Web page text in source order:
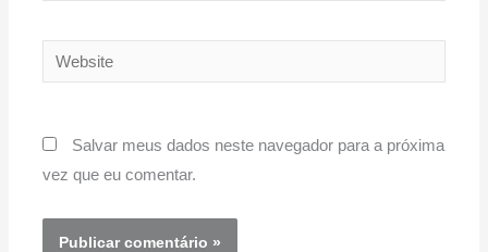
Website
Salvar meus dados neste navegador para a próxima
vez que eu comentar.